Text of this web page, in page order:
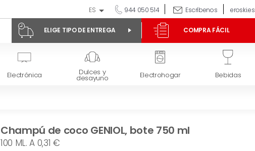
ES 944 050 514 Escríbenos eroski.es
ELIGE TIPO DE ENTREGA COMPRA FÁCIL
Electrónica Dulces y
desayuno Electrohogar Bebidas
Champú de coco GENIOL, bote 750 ml
100 ML. A 0,31 €